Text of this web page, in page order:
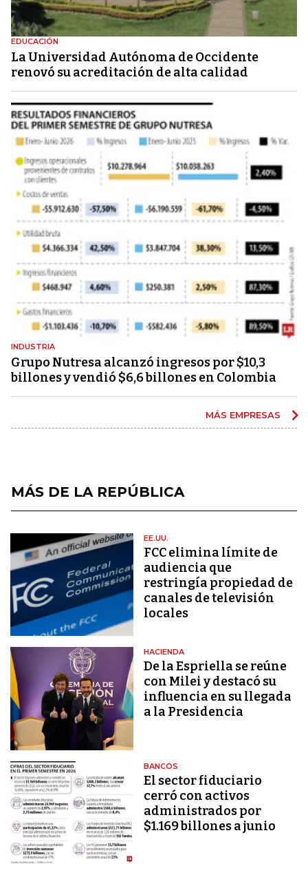
EDUCACIÓN
La Universidad Autónoma de Occidente
renovó su acreditación de alta calidad
INDUSTRIA
Grupo Nutresa alcanzó ingresos por $10,3
billones y vendió $6,6 billones en Colombia
MÁS EMPRESAS
MÁS DE LA REPÚBLICA
EE.UU.
FCC elimina límite de
audiencia que
restringía propiedad de
canales de televisión
locales
HACIENDA
De la Espriella se reúne
con Milei y destacó su
influencia en su llegada
a la Presidencia
BANCOS
El sector fiduciario
cerró con activos
administrados por
$1.169 billones a junio